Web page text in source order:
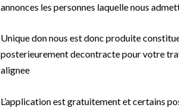
annonces les personnes laquelle nous
Unique don nous est donc produite
posterieurement decontracte pour votre
alignee
L’application est gratuitement et certains